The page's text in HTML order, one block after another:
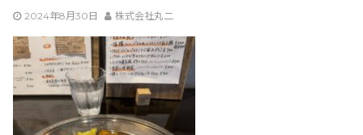
2024年8月30日 株式会社丸二